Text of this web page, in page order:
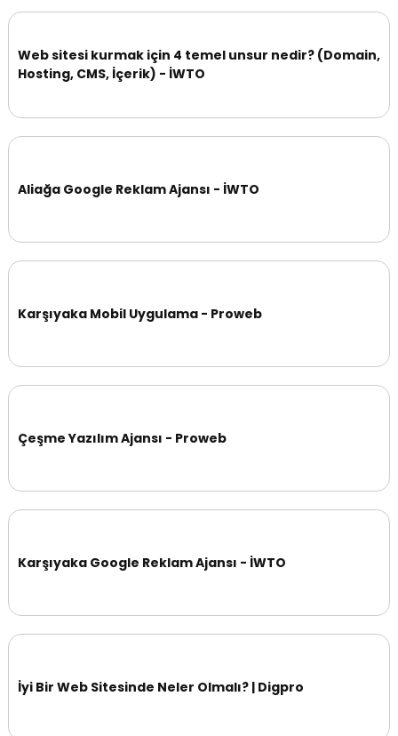
Web sitesi kurmak için 4 temel unsur nedir? (Domain,
Hosting, CMS, İçerik) - İWTO
Aliağa Google Reklam Ajansı - İWTO
Karşıyaka Mobil Uygulama - Proweb
Çeşme Yazılım Ajansı - Proweb
Karşıyaka Google Reklam Ajansı - İWTO
İyi Bir Web Sitesinde Neler Olmalı? | Digpro